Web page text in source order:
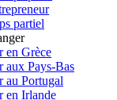
partiel
en Grèce
aux Pays-Bas
au Portugal
en Irlande